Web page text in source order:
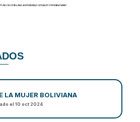
LA MUJER BOLIVIANA
el 10 oct 2024